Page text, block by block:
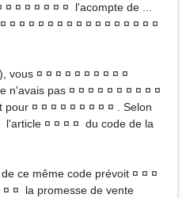
¤ ¤ ¤ ¤ ¤ ¤ l'acompte de ...
¤ ¤ ¤ ¤ ¤ ¤ ¤ ¤ ¤ ¤ ¤ ¤ ¤ ¤ ¤ ¤
vous ¤ ¤ ¤ ¤ ¤ ¤ ¤ ¤ ¤ ¤
n'avais pas ¤ ¤ ¤ ¤ ¤ ¤ ¤ ¤ ¤ ¤
¤ ¤ ¤ ¤ ¤ ¤ ¤ ¤ ¤ . Selon
l'article ¤ ¤ ¤ ¤ du code de la
ce même code prévoit ¤ ¤ ¤
¤ ¤ la promesse de vente